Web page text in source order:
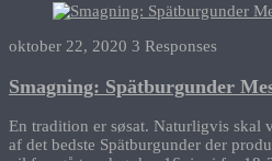
oktober 22, 2020 3 Responses
Smagning: Spätburgunder
En tradition er søsat. Naturligvis skal
af det bedste Spätburgunder der